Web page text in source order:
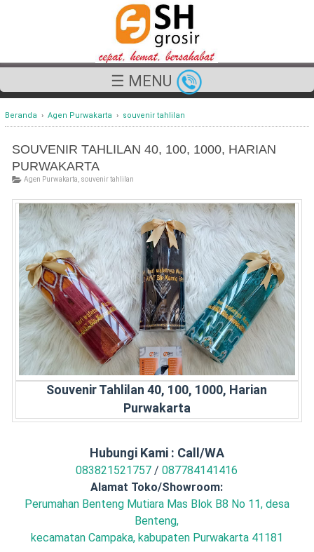
☰ MENU
Beranda › Agen Purwakarta › souvenir tahlilan
SOUVENIR TAHLILAN 40, 100, 1000, HARIAN
PURWAKARTA
Agen Purwakarta souvenir tahlilan
Souvenir Tahlilan 40, 100, 1000, Harian
Purwakarta
Hubungi Kami : Call/WA
083821521757 /087784141416
Alamat Toko/Showroom:
Perumahan Benteng Mutiara Mas Blok B8 No 11, desa
Benteng,
kecamatan Campaka, kabupaten Purwakarta 41181